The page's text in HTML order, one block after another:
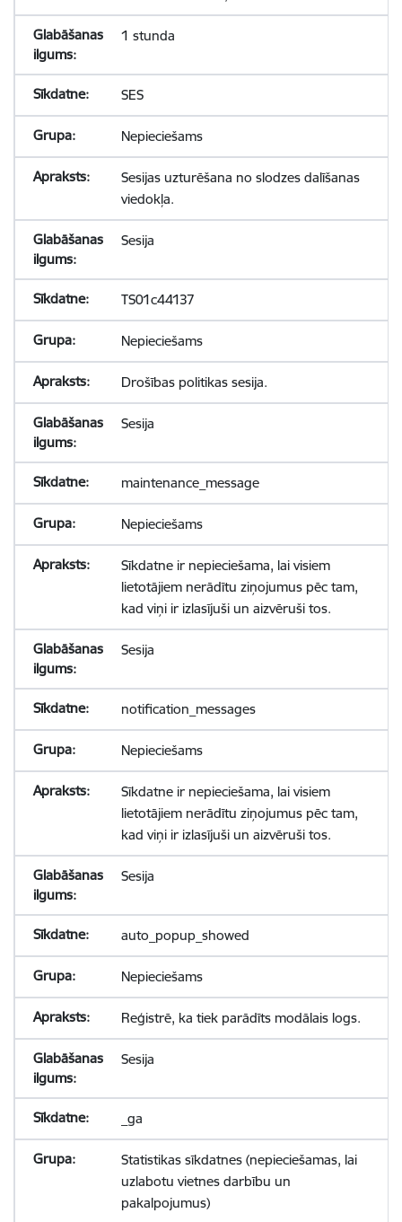
1 stunda
SES
Nepieciešams
Sesijas uzturēšana no slodzes dalīšanas
viedokļa.
Sesija
TS01c44137
Nepieciešams
Drošības politikas sesija.
Sesija
maintenance_message
Nepieciešams
Sīkdatne ir nepieciešama, lai visiem
lietotājiem nerādītu ziņojumus pēc tam,
kad viņi ir izlasījuši un aizvēruši tos.
Sesija
notification_messages
Nepieciešams
Sīkdatne ir nepieciešama, lai visiem
lietotājiem nerādītu ziņojumus pēc tam,
kad viņi ir izlasījuši un aizvēruši tos.
Sesija
auto_popup_showed
Nepieciešams
Reģistrē, ka tiek parādīts modālais logs.
Sesija
_ga
Statistikas sīkdatnes (nepieciešamas, lai
uzlabotu vietnes darbību un
pakalpojumus)